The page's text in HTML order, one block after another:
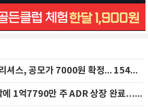
희망밴드 최상단 딜리셔스, 공모가 7000원 확정... 154억 규모 IPO 돌입
SK하이닉스, 나스닥에 1억7790만 주 ADR 상장 완료…29일 국내 추가 상장